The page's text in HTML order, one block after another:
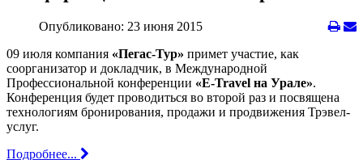
Опубликовано: 23 июня 2015
09 июля компания «Пегас-Тур» примет участие, как
соорганизатор и докладчик, в Международной
Профессиональной конференции «E-Travel на Урале».
Конференция будет проводиться во второй раз и посвящена
технологиям бронирования, продажи и продвижения Трэвел-
услуг.
Подробнее...